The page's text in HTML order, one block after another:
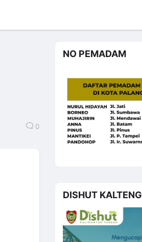
0
NO PEMADAM
DISHUT KALTENG